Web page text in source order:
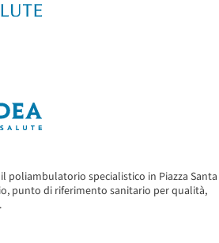
poliambulatorio specialistico in Piazza Santa
punto di riferimento sanitario per qualità,